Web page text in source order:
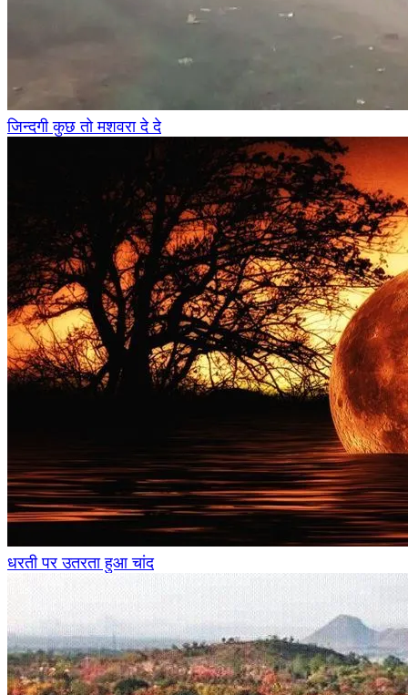
जिन्दगी कुछ तो मशवरा दे दे
धरती पर उतरता हुआ चांद